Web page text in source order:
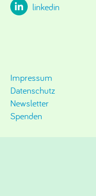
linkedin
Impressum
Datenschutz
Newsletter
Spenden